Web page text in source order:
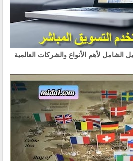
الشامل لأهم الأنواع والشركات العالمية